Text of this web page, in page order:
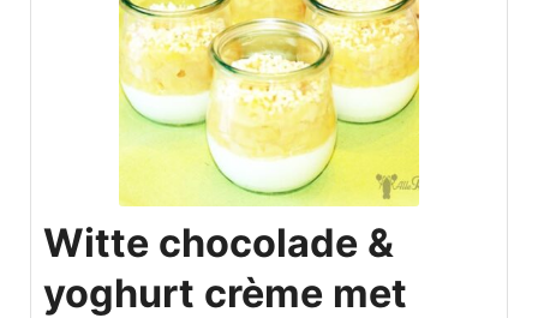
Witte chocolade &
yoghurt crème met